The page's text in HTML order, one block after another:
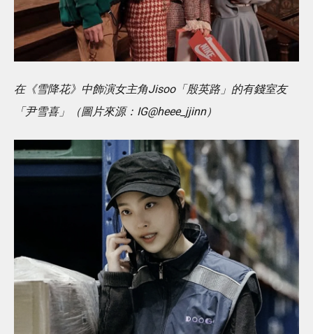
在《雪降花》中飾演女主角Jisoo「殷英路」的有錢室友
「尹雪喜」（圖片來源：IG@heee_jjinn）